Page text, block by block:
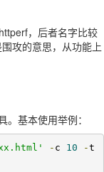
，后者名字比较
攻的意思，从功能上
基本使用举例：
- c 10 -t